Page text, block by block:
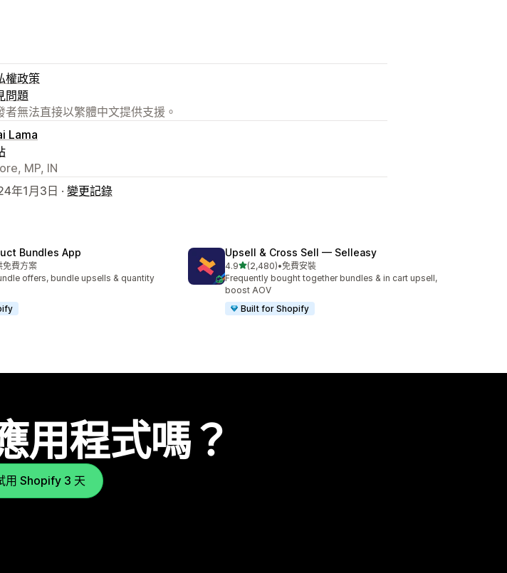
權政策
問題
者無法直接以繁體中文提供支援。
Lama
MP, IN
年1月3日 · 變更記錄
Bundles App
免費方案
offers, bundle upsells & quantity
Upsell & Cross Sell — Selleasy
4.9滿分 5 顆星
(2,480)
共有 2480 則評價
•免費安裝
Frequently bought together bundles & in cart upsell,
boost AOV
Built for Shopify
用程式嗎？
用 Shopify 3 天